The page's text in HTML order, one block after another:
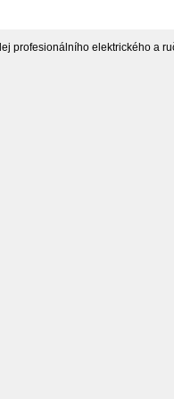
profesionálního elektrického a